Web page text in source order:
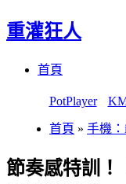
重灌狂人
首頁
PotPlayer
首頁 » 手機：
節奏感特訓！